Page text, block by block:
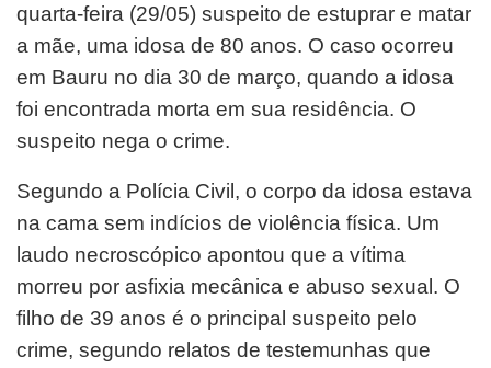
quarta-feira (29/05) suspeito de estuprar e matar
a mãe, uma idosa de 80 anos. O caso ocorreu
em Bauru no dia 30 de março, quando a idosa
foi encontrada morta em sua residência. O
suspeito nega o crime.
Segundo a Polícia Civil, o corpo da idosa estava
na cama sem indícios de violência física. Um
laudo necroscópico apontou que a vítima
morreu por asfixia mecânica e abuso sexual. O
filho de 39 anos é o principal suspeito pelo
crime, segundo relatos de testemunhas que